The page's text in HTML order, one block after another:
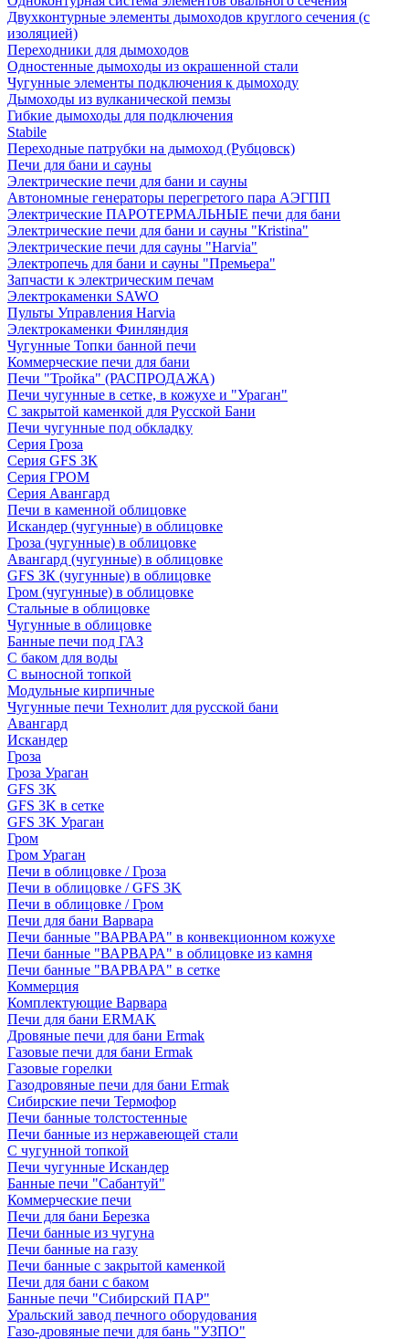
Двухконтурные элементы дымоходов круглого сечения (с
изоляцией)
Переходники для дымоходов
Одностенные дымоходы из окрашенной стали
Чугунные элементы подключения к дымоходу
Дымоходы из вулканической пемзы
Гибкие дымоходы для подключения
Stabile
Переходные патрубки на дымоход (Рубцовск)
Печи для бани и сауны
Электрические печи для бани и сауны
Автономные генераторы перегретого пара АЭГПП
Электрические ПАРОТЕРМАЛЬНЫЕ печи для бани
Электрические печи для бани и сауны "Кristina"
Электрические печи для сауны "Harvia"
Электропечь для бани и сауны "Премьера"
Запчасти к электрическим печам
Электрокаменки SAWO
Пульты Управления Harvia
Электрокаменки Финляндия
Чугунные Топки банной печи
Коммерческие печи для бани
Печи "Тройка" (РАСПРОДАЖА)
Печи чугунные в сетке, в кожухе и "Ураган"
С закрытой каменкой для Русской Бани
Печи чугунные под обкладку
Серия Гроза
Серия GFS ЗК
Серия ГРОМ
Серия Авангард
Печи в каменной облицовке
Искандер (чугунные) в облицовке
Гроза (чугунные) в облицовке
Авангард (чугунные) в облицовке
GFS ЗК (чугунные) в облицовке
Гром (чугунные) в облицовке
Стальные в облицовке
Чугунные в облицовке
Банные печи под ГАЗ
С баком для воды
С выносной топкой
Модульные кирпичные
Чугунные печи Технолит для русской бани
Авангард
Искандер
Гроза
Гроза Ураган
GFS 3K
GFS 3K в сетке
GFS 3K Ураган
Гром
Гром Ураган
Печи в облицовке / Гроза
Печи в облицовке / GFS 3K
Печи в облицовке / Гром
Печи для бани Варвара
Печи банные "ВАРВАРА" в конвекционном кожухе
Печи банные "ВАРВАРА" в облицовке из камня
Печи банные "ВАРВАРА" в сетке
Коммерция
Комплектующие Варвара
Печи для бани ERMAK
Дровяные печи для бани Ermak
Газовые печи для бани Ermak
Газовые горелки
Газодровяные печи для бани Ermak
Сибирские печи Термофор
Печи банные толстостенные
Печи банные из нержавеющей стали
С чугунной топкой
Печи чугунные Искандер
Банные печи "Сабантуй"
Коммерческие печи
Печи для бани Березка
Печи банные из чугуна
Печи банные на газу
Печи банные с закрытой каменкой
Печи для бани с баком
Банные печи "Сибирский ПАР"
Уральский завод печного оборудования
Газо-дровяные печи для бань "УЗПО"